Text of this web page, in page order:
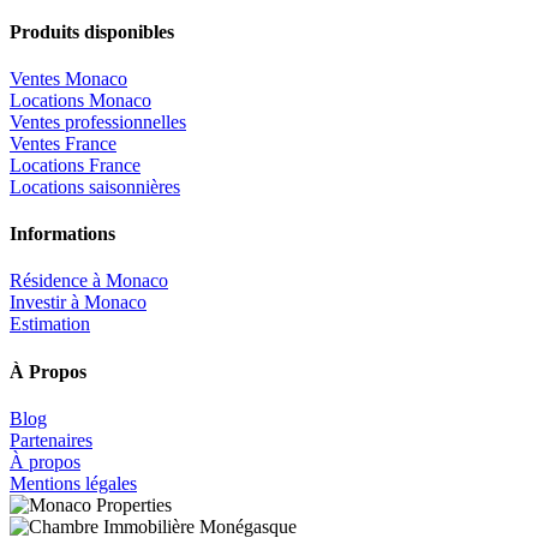
Produits disponibles
Ventes Monaco
Locations Monaco
Ventes professionnelles
Ventes France
Locations France
Locations saisonnières
Informations
Résidence à Monaco
Investir à Monaco
Estimation
À Propos
Blog
Partenaires
À propos
Mentions légales